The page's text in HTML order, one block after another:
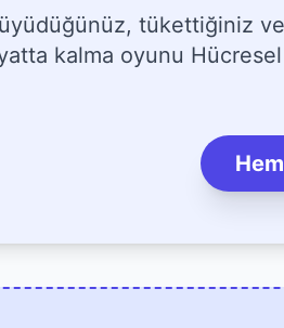
tükettiğiniz
kalma oyunu